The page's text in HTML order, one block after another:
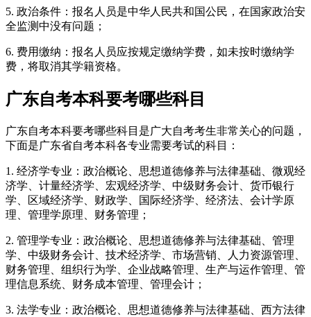
5. 政治条件：报名人员是中华人民共和国公民，在国家政治安
全监测中没有问题；
6. 费用缴纳：报名人员应按规定缴纳学费，如未按时缴纳学
费，将取消其学籍资格。
广东自考本科要考哪些科目
广东自考本科要考哪些科目是广大自考考生非常关心的问题，
下面是广东省自考本科各专业需要考试的科目：
1. 经济学专业：政治概论、思想道德修养与法律基础、微观经
济学、计量经济学、宏观经济学、中级财务会计、货币银行
学、区域经济学、财政学、国际经济学、经济法、会计学原
理、管理学原理、财务管理；
2. 管理学专业：政治概论、思想道德修养与法律基础、管理
学、中级财务会计、技术经济学、市场营销、人力资源管理、
财务管理、组织行为学、企业战略管理、生产与运作管理、管
理信息系统、财务成本管理、管理会计；
3. 法学专业：政治概论、思想道德修养与法律基础、西方法律